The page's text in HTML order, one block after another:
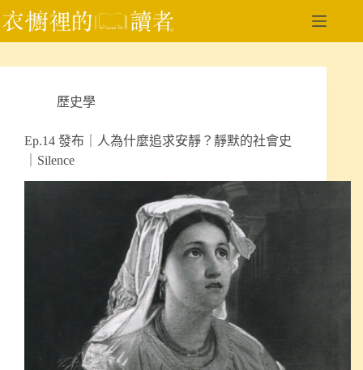
跳
至
要
歷史學
Ep.14 發布｜人為什麼追求安靜？靜默的社會史
｜Silence